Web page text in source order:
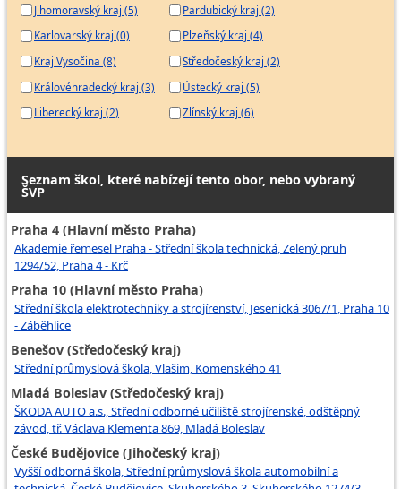
Jihomoravský kraj (5)
Karlovarský kraj (0)
Kraj Vysočina (8)
Královéhradecký kraj (3)
Liberecký kraj (2)
Pardubický kraj (2)
Plzeňský kraj (4)
Středočeský kraj (2)
Ústecký kraj (5)
Zlínský kraj (6)
Seznam škol, které nabízejí tento obor, nebo vybraný
ŠVP
Praha 4 (Hlavní město Praha)
Akademie řemesel Praha - Střední škola technická, Zelený pruh
1294/52, Praha 4 - Krč
Praha 10 (Hlavní město Praha)
Střední škola elektrotechniky a strojírenství, Jesenická 3067/1, Praha 10
- Záběhlice
Benešov (Středočeský kraj)
Střední průmyslová škola, Vlašim, Komenského 41
Mladá Boleslav (Středočeský kraj)
ŠKODA AUTO a.s., Střední odborné učiliště strojírenské, odštěpný
závod, tř. Václava Klementa 869, Mladá Boleslav
České Budějovice (Jihočeský kraj)
Vyšší odborná škola, Střední průmyslová škola automobilní a